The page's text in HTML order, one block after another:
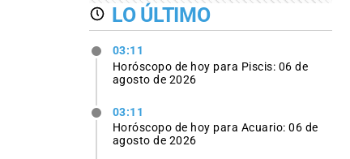
LO ÚLTIMO
03:11
Horóscopo de hoy para Piscis: 06 de
agosto de 2026
03:11
Horóscopo de hoy para Acuario: 06 de
agosto de 2026